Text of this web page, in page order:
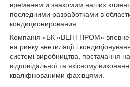
временем и знакомим наших
последними разработками в
кондиционирования.
Компанія «БК «ВЕНТПРОМ»
на ринку вентиляції і
системі виробництва, постачання
відповідальної та якісному
кваліфікованими фахівцями.